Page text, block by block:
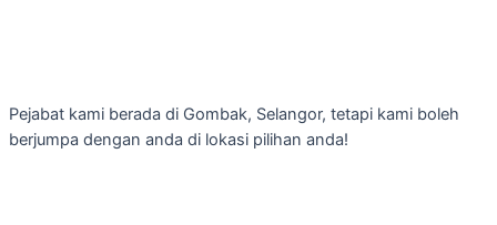
Pejabat kami berada di Gombak, Selangor, tetapi kami boleh
berjumpa dengan anda di lokasi pilihan anda!